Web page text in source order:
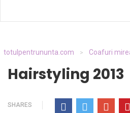
totulpentrununta.com > Coafuri
Hairstyling 2013
SHARES